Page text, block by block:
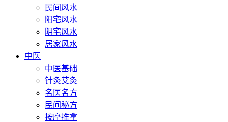
民间风水
阳宅风水
阴宅风水
居家风水
中医
中医基础
针灸艾灸
名医名方
民间秘方
按摩推拿